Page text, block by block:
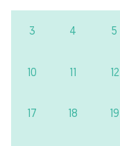
3 4 5
10 11 12
17 18 19